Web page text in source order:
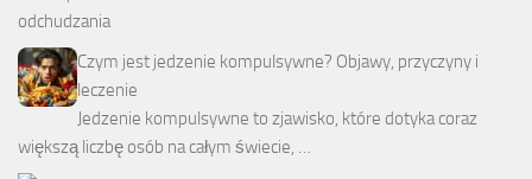
Czym jest jedzenie kompulsywne? Objawy, przyczyny i
leczenie
Jedzenie kompulsywne to zjawisko, które dotyka coraz
większą liczbę osób na całym świecie, …